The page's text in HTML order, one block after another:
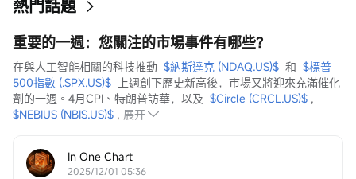
熱門話題
重要的一週：您關注的市場事件有哪些？
在與人工智能相關的科技推動 $納斯達克 (NDAQ.US)$
  和
$標普
500指數 (.SPX.US)$
  上週創下歷史新高後，市場又將迎來充滿催化
劑的一週。4月CPI、特朗普訪華，以及 $Circle (CRCL.US)$
$NEBIUS (NBIS.US)$ , 展开
In One Chart
2025/12/01 05:36